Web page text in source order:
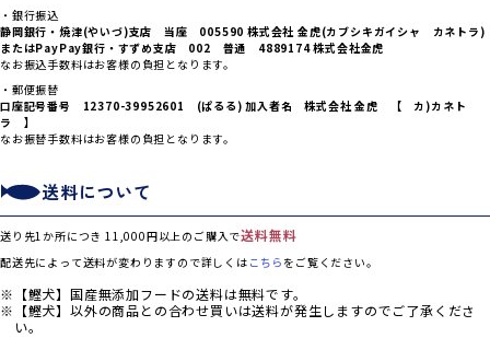
・銀行振込
静岡銀行・焼津(やいづ)支店 当座 005590 株式会社 金虎(カブシキガイシャ カネトラ)
またはPayPay銀行・すずめ支店 002 普通 4889174 株式会社金虎
なお振込手数料はお客様の負担となります。
・郵便振替
口座記号番号 12370-39952601 (ぱるる) 加入者名 株式会社 金虎 【 カ)カネト
ラ 】
なお振替手数料はお客様の負担となります。
送料について
送り先1か所につき 11,000円以上のご購入で送料無料
配送先によって送料が変わりますので詳しくは こちら をご覧ください。
【鰹犬】国産無添加フードの送料は無料です。
【鰹犬】以外の商品との合わせ買いは送料が発生しますのでご了承くださ
い。